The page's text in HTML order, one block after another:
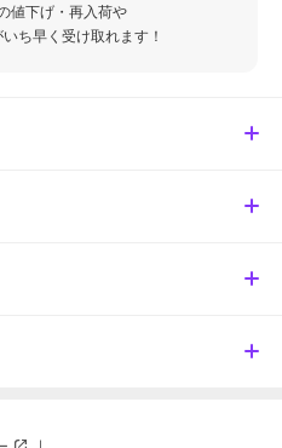
値下げ・再入荷や
ち早く受け取れます！